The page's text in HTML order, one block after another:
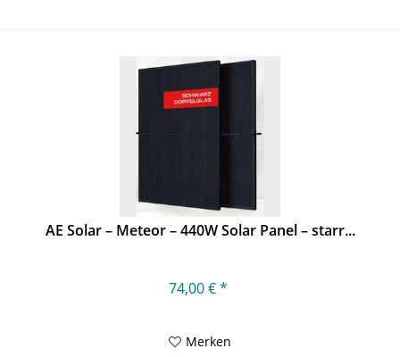
AE Solar – Meteor – 440W Solar Panel – starr...
74,00 € *
Merken